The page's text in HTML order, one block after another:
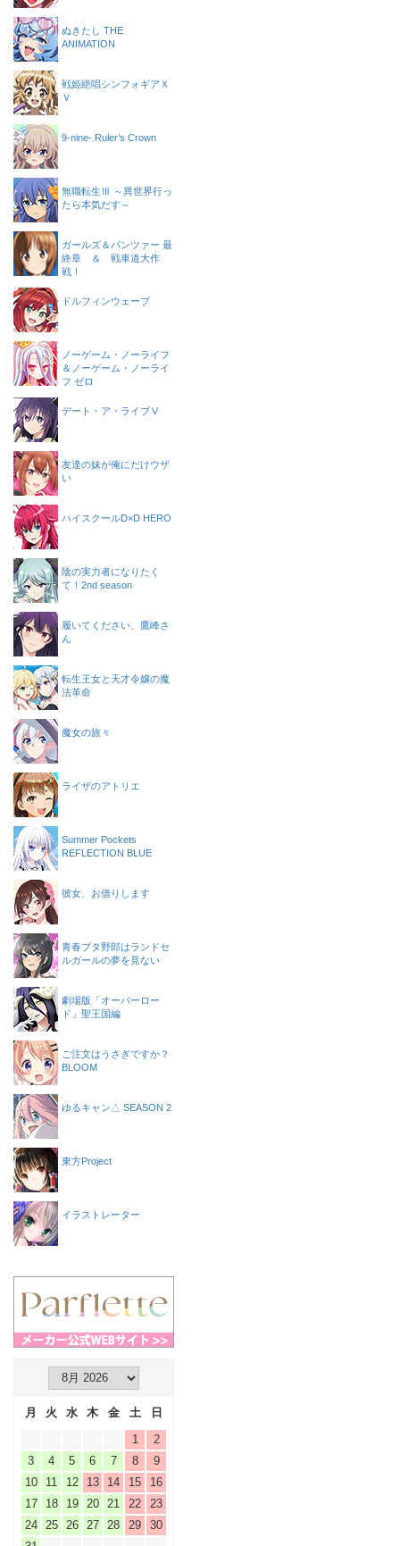
ぬきたし THE
ANIMATION
戦姫絶唱シンフォギアＸ
Ｖ
9-nine- Ruler’s Crown
無職転生Ⅲ ～異世界行っ
たら本気だす～
ガールズ＆パンツァー 最
終章 ＆ 戦車道大作
戦！
ドルフィンウェーブ
ノーゲーム・ノーライフ
＆ノーゲーム・ノーライ
フ ゼロ
デート・ア・ライブⅤ
友達の妹が俺にだけウザ
い
ハイスクールD×D HERO
陰の実力者になりたく
て！2nd season
履いてください、鷹峰さ
ん
転生王女と天才令嬢の魔
法革命
魔女の旅々
ライザのアトリエ
Summer Pockets
REFLECTION BLUE
彼女、お借りします
青春ブタ野郎はランドセ
ルガールの夢を見ない
劇場版「オーバーロー
ド」聖王国編
ご注文はうさぎですか？
BLOOM
ゆるキャン△ SEASON 2
東方Project
イラストレーター
月 火 水 木 金 土
日
1
2
3
4 5 6 7 8
9
10
11 12 13 14 15
16
17
18 19 20 21 22
23
24
25 26 27 28 29
30